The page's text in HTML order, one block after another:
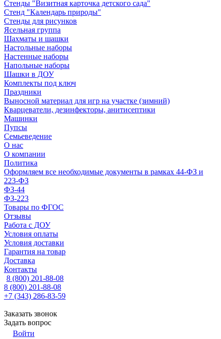
Стенды "Визитная карточка детского сада"
Стенд "Календарь природы"
Стенды для рисунков
Ясельная группа
Шахматы и шашки
Настольные наборы
Настенные наборы
Напольные наборы
Шашки в ДОУ
Комплекты под ключ
Праздники
Выносной материал для игр на участке (зимний)
Кварцеватели, дезинфекторы, анитисептики
Машинки
Пупсы
Семьеведение
О нас
О компании
Политика
Оформляем все необходимые документы в рамках 44-ФЗ и
223-ФЗ
ФЗ-44
ФЗ-223
Товары по ФГОС
Отзывы
Работа с ДОУ
Условия оплаты
Условия доставки
Гарантия на товар
Доставка
Контакты
8 (800) 201-88-08
8 (800) 201-88-08
+7 (343) 286-83-59
Заказать звонок
Задать вопрос
Войти